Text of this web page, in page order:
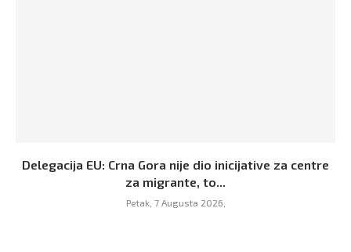
Delegacija EU: Crna Gora nije dio inicijative za centre
za migrante, to...
Petak, 7 Augusta 2026,